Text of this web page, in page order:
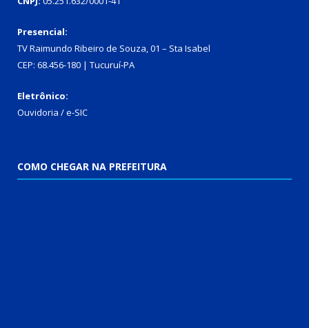
Presencial:
TV Raimundo Ribeiro de Souza, 01 – Sta Isabel
CEP: 68.456-180 | Tucuruí-PA
Eletrônico:
Ouvidoria /e-SIC
COMO CHEGAR NA PREFEITURA